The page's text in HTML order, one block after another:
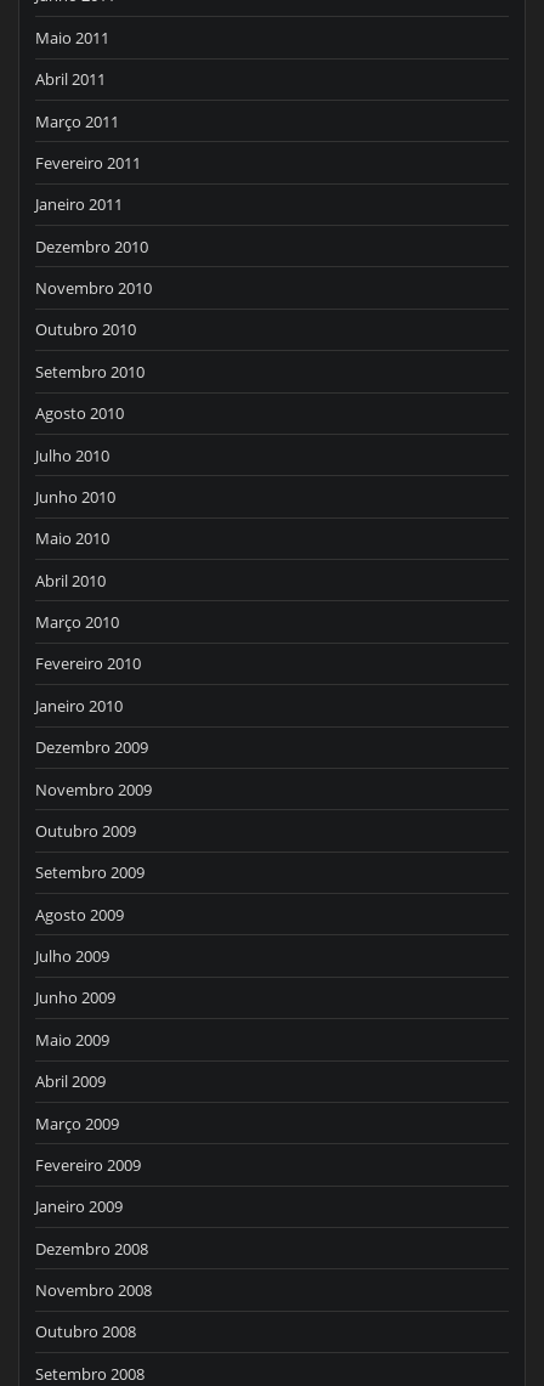
Maio 2011
Abril 2011
Março 2011
Fevereiro 2011
Janeiro 2011
Dezembro 2010
Novembro 2010
Outubro 2010
Setembro 2010
Agosto 2010
Julho 2010
Junho 2010
Maio 2010
Abril 2010
Março 2010
Fevereiro 2010
Janeiro 2010
Dezembro 2009
Novembro 2009
Outubro 2009
Setembro 2009
Agosto 2009
Julho 2009
Junho 2009
Maio 2009
Abril 2009
Março 2009
Fevereiro 2009
Janeiro 2009
Dezembro 2008
Novembro 2008
Outubro 2008
Setembro 2008